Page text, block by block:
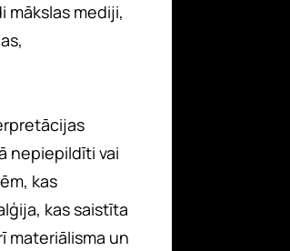
mākslas mediji,
nepiepildīti vai
kas
kas saistīta
materiālisma un